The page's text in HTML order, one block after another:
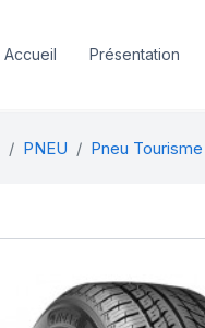
Accueil Présentation
PNEU Pneu Tourisme